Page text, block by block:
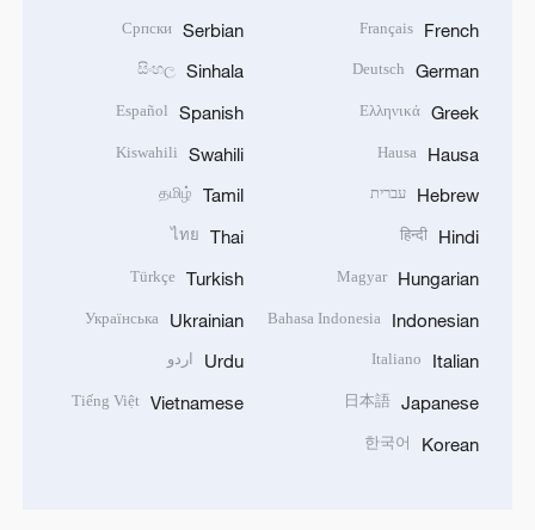
French
Français
German
Deutsch
Greek
Ελληνικά
Hausa
Hausa
Hebrew עברית
Hindi
हिन्दी
Hungarian
Magyar
Indonesian
Bahasa Indonesia
Italian
Italiano
Japanese
日本語
Korean
한국어
Serbian
Српски
Sinhala
සිංහල
Spanish
Español
Swahili
Kiswahili
Tamil
தமிழ்
Thai
ไทย
Turkish
Türkçe
Ukrainian
Українська
Urdu اردو
Vietnamese
Tiếng Việt